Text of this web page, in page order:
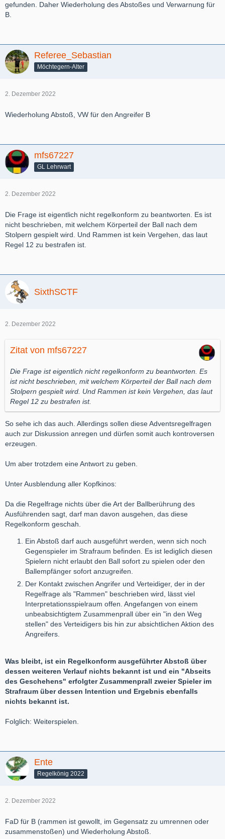
gefunden. Daher Wiederholung des Abstoßes und Verwarnung für
B.
Referee_Sebastian
Möchtegern-Alter
2. Dezember 2022
Wiederholung Abstoß, VW für den Angreifer B
mfs67227
GL Lehrwart
2. Dezember 2022
Die Frage ist eigentlich nicht regelkonform zu beantworten. Es ist
nicht beschrieben, mit welchem Körperteil der Ball nach dem
Stolpern gespielt wird. Und Rammen ist kein Vergehen, das laut
Regel 12 zu bestrafen ist.
SixthSCTF
2. Dezember 2022
Zitat von mfs67227
Die Frage ist eigentlich nicht regelkonform zu beantworten. Es
ist nicht beschrieben, mit welchem Körperteil der Ball nach dem
Stolpern gespielt wird. Und Rammen ist kein Vergehen, das laut
Regel 12 zu bestrafen ist.
So sehe ich das auch. Allerdings sollen diese Adventsregelfragen
auch zur Diskussion anregen und dürfen somit auch kontroversen
erzeugen.
Um aber trotzdem eine Antwort zu geben.
Unter Ausblendung aller Kopfkinos:
Da die Regelfrage nichts über die Art der Ballberührung des
Ausführenden sagt, darf man davon ausgehen, das diese
Regelkonform geschah.
Ein Abstoß darf auch ausgeführt werden, wenn sich noch
Gegenspieler im Strafraum befinden. Es ist lediglich diesen
Spielern nicht erlaubt den Ball sofort zu spielen oder den
Ballempfänger sofort anzugreifen.
Der Kontakt zwischen Angrifer und Verteidiger, der in der
Regelfrage als "Rammen" beschrieben wird, lässt viel
Interpretationsspielraum offen. Angefangen von einem
unbeabsichtigtem Zusammenprall über ein "in den Weg
stellen" des Verteidigers bis hin zur absichtlichen Aktion des
Angreifers.
Was bleibt, ist ein Regelkonform ausgeführter Abstoß über
dessen weiteren Verlauf nichts bekannt ist und ein "Abseits
des Geschehens" erfolgter Zusammenprall zweier Spieler im
Strafraum über dessen Intention und Ergebnis ebenfalls
nichts bekannt ist.
Folglich: Weiterspielen.
Ente
Regelkönig 2022
2. Dezember 2022
FaD für B (rammen ist gewollt, im Gegensatz zu umrennen oder
zusammenstoßen) und Wiederholung Abstoß.